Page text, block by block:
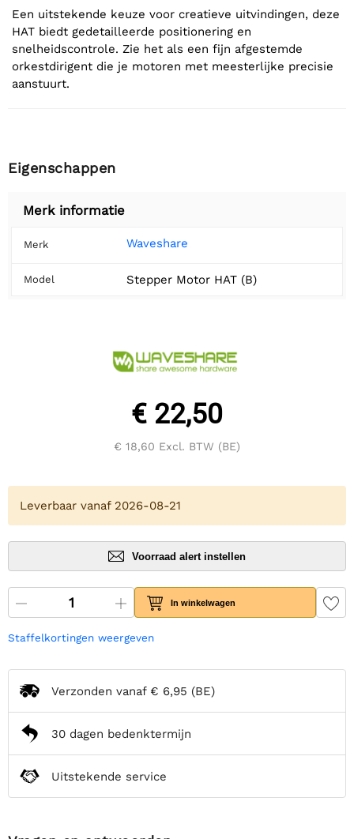
Een uitstekende keuze voor creatieve uitvindingen, deze
HAT biedt gedetailleerde positionering en
snelheidscontrole. Zie het als een fijn afgestemde
orkestdirigent die je motoren met meesterlijke precisie
aanstuurt.
Eigenschappen
Merk informatie
Merk Waveshare
Model Stepper Motor HAT (B)
€ 22,50
€ 18,60 Excl. BTW (BE)
Leverbaar vanaf 2026-08-21
Voorraad alert instellen
In winkelwagen
Staffelkortingen weergeven
Verzonden vanaf € 6,95 (BE)
30 dagen bedenktermijn
Uitstekende service